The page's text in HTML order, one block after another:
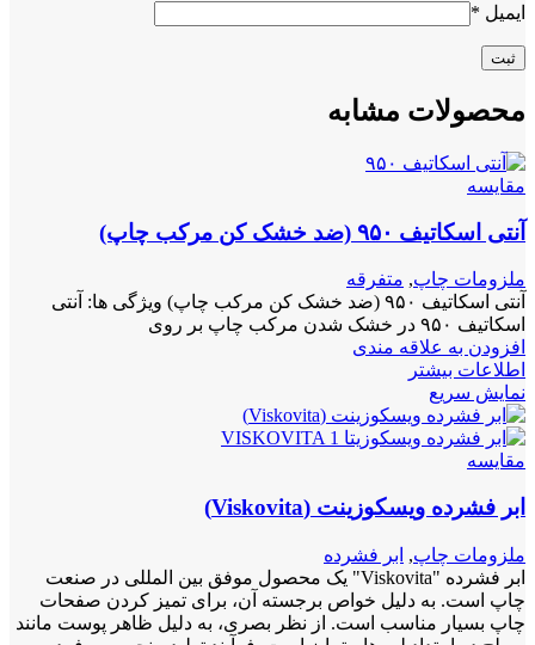
ایمیل *
محصولات مشابه
مقايسه
آنتی اسکاتیف ۹۵۰ (ضد خشک کن مرکب چاپ)
ملزومات چاپ, متفرقه
آنتی اسکاتیف ۹۵۰ (ضد خشک کن مرکب چاپ) ویژگی ها: آنتی
اسکاتیف ۹۵۰ در خشک شدن مرکب چاپ بر روی
افزودن به علاقه مندی
اطلاعات بیشتر
نمایش سریع
مقايسه
ابر فشرده ویسکوزینت (Viskovita)
ملزومات چاپ, ابر فشرده
ابر فشرده "Viskovita" یک محصول موفق بین المللی در صنعت
چاپ است. به دلیل خواص برجسته آن، برای تمیز کردن صفحات
چاپ بسیار مناسب است. از نظر بصری، به دلیل ظاهر پوست مانند